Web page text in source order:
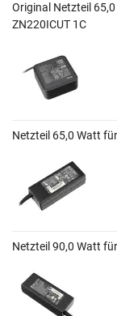
Original Netzteil
ZN220ICUT 1C
Netzteil 65,0 Watt
Netzteil 90,0 Watt